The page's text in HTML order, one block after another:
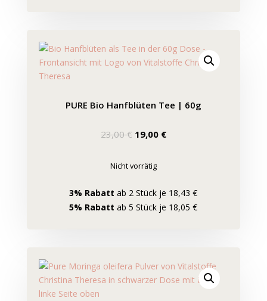
PURE Bio Hanfblüten Tee | 60g
23,00€ Ursprünglicher
war:
19,00 €Aktueller
Nicht vorrätig
3% Rabatt ab 2 Stück je 18,43 €
5% Rabatt ab 5 Stück je 18,05 €